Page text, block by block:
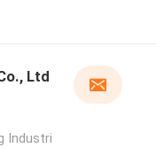
Ltd
Industri